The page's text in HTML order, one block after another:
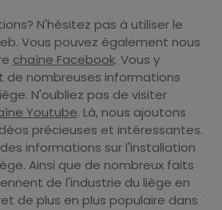
N'hésitez pas à utiliser le
Vous pouvez également nous
chaîne Facebook. Vous y
de nombreuses informations
N'oubliez pas de visiter
Youtube. Là, nous ajoutons
précieuses et intéressantes.
informations sur l'installation
Ainsi que de nombreux faits
de l'industrie du liège en
de plus en plus populaire dans